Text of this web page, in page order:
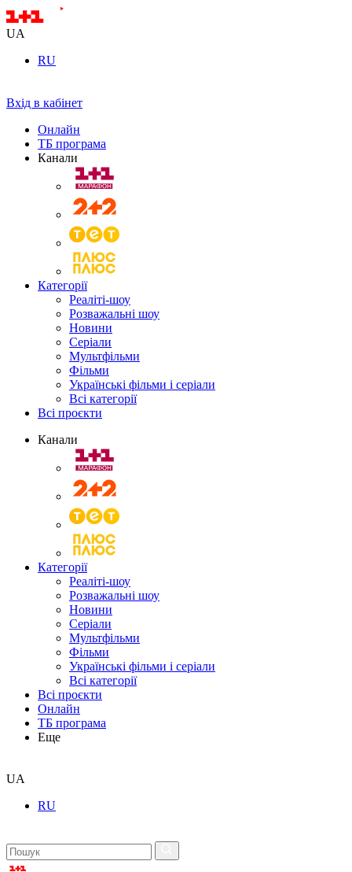
UA
RU
Вхід в кабінет
Онлайн
ТБ програма
Канали
Категорії
Реаліті-шоу
Розважальні шоу
Новини
Серіали
Мультфільми
Фільми
Українські фільми і серіали
Всі категорії
Всі проєкти
Канали
Категорії
Реаліті-шоу
Розважальні шоу
Новини
Серіали
Мультфільми
Фільми
Українські фільми і серіали
Всі категорії
Всі проєкти
Онлайн
ТБ програма
Еще
UA
RU